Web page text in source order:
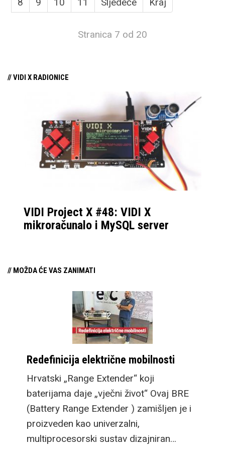
Stranica 7 od 20
// VIDI X RADIONICE
VIDI Project X #48: VIDI X
mikroračunalo i MySQL server
// MOŽDA ĆE VAS ZANIMATI
Redefinicija električne mobilnosti
Hrvatski „Range Extender“ koji
baterijama daje „vječni život“ Ovaj BRE
(Battery Range Extender ) zamišljen je i
proizveden kao univerzalni,
multiprocesorski sustav dizajniran…